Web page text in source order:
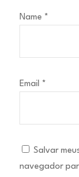
Name *
Email *
Salvar
navegador